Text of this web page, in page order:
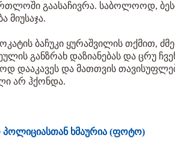
გაასაჩივრა. საბოლოოდ,
მიუსაჯა.
ბაჩუკი ყურაშვილის თქმით,
განზრახ დაზიანებას და ცრუ
დააკავეს და მათთვის
არ ჰქონდა.
პოლიციასთან ხმაურია (ფოტო)